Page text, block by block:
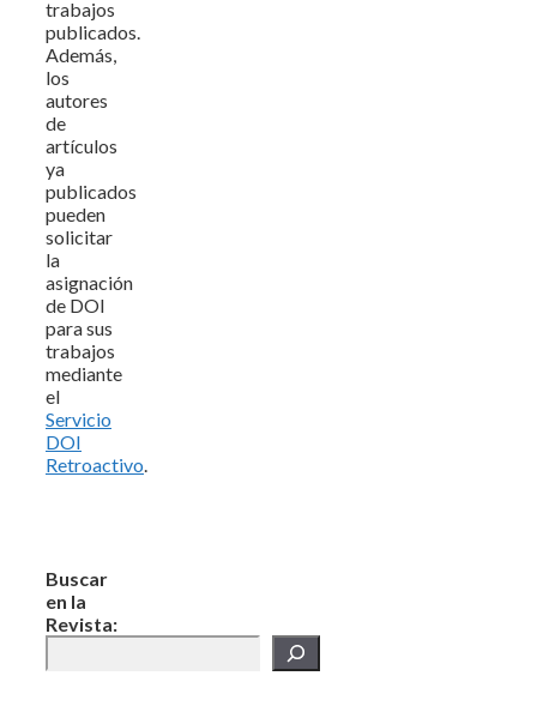
trabajos
publicados.
Además,
los
autores
de
artículos
ya
publicados
pueden
solicitar
la
asignación
de DOI
para sus
trabajos
mediante
el
Servicio
DOI
Retroactivo.
Buscar
en la
Revista: